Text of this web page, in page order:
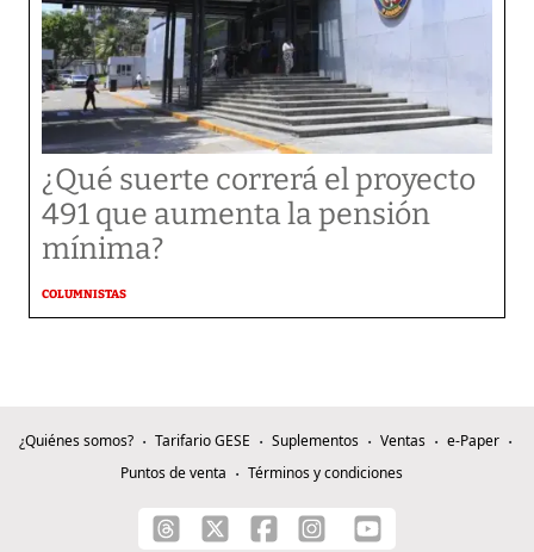
¿Qué suerte correrá el proyecto
491 que aumenta la pensión
mínima?
COLUMNISTAS
¿Quiénes somos? Tarifario GESE Suplementos Ventas
e-Paper
Puntos de venta
Términos y condiciones